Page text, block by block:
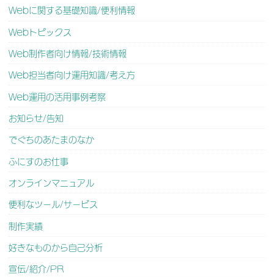
Webに関する基礎知識/便利情報
Webトピックス
Web制作者向け情報/技術情報
Web担当者向け運用知識/考え方
Web運用の活用事例考察
お知らせ/告知
でぐちのあたまのなか
ふにすのお仕事
オンラインマニュアル
便利なツール/サービス
制作実績
好きなものから自己分析
宣伝/紹介/PR